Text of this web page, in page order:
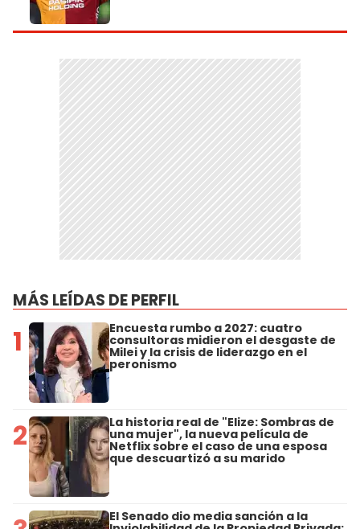
MÁS LEÍDAS DE PERFIL
1 Encuesta rumbo a 2027: cuatro
consultoras midieron el desgaste de
Milei y la crisis de liderazgo en el
peronismo
2 La historia real de "Elize: Sombras de
una mujer", la nueva película de
Netflix sobre el caso de una esposa
que descuartizó a su marido
El Senado dio media sanción a la